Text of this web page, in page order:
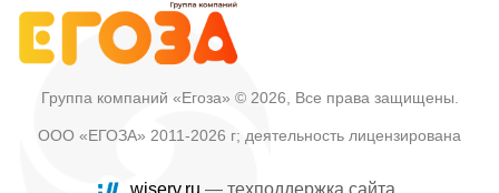
Группа компаний «Егоза» © 2026, Все права защищены.
ООО «ЕГОЗА» 2011-2026 г; деятельность лицензирована
wiserv.ru — техподдержка сайта